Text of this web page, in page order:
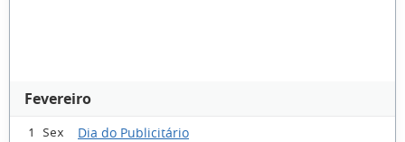
Fevereiro
1 Sex Dia do Publicitário